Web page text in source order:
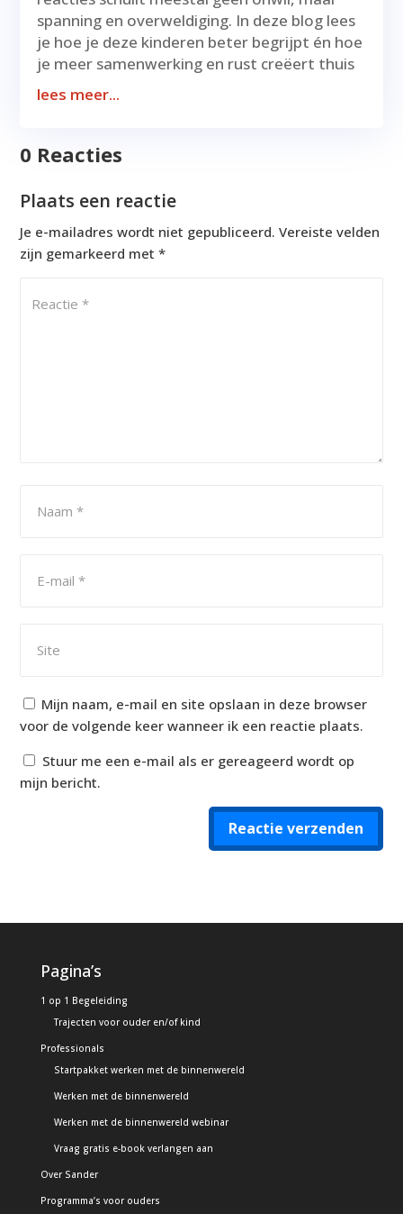
spanning en overweldiging. In deze blog lees
je hoe je deze kinderen beter begrijpt én hoe
je meer samenwerking en rust creëert thuis
lees meer...
0 Reacties
Plaats een reactie
Je e-mailadres wordt niet gepubliceerd. Vereiste velden
zijn gemarkeerd met*
Mijn naam, e-mail en site opslaan in deze browser
voor de volgende keer wanneer ik een reactie plaats.
Stuur me een e-mail als er gereageerd wordt op
mijn bericht.
Reactie verzenden
Pagina’s
1 op 1 Begeleiding
Trajecten voor ouder en/of kind
Professionals
Startpakket werken met de binnenwereld
Werken met de binnenwereld
Werken met de binnenwereld webinar
Vraag gratis e-book verlangen aan
Over Sander
Programma’s voor ouders